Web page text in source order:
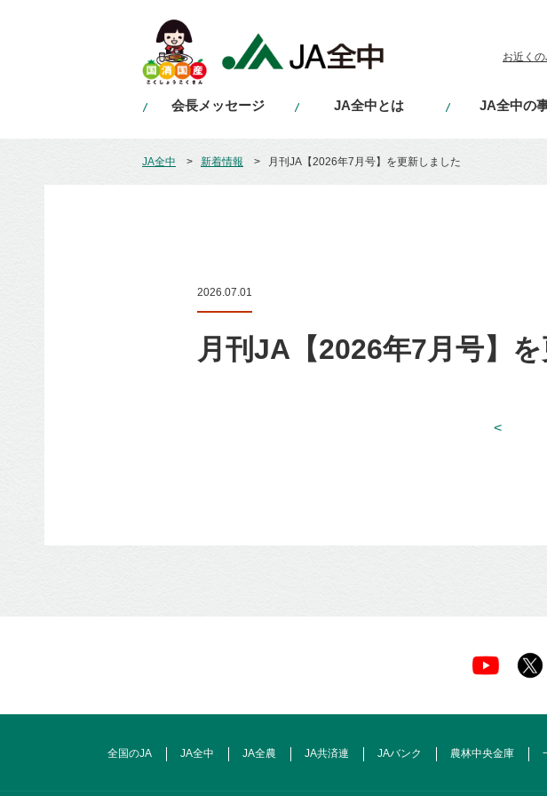
お近く
会長メッセージ JA全中とは JA全中の
JA全中 新着情報 月刊JA【2026年7月号】を更新しました
2026.07.01
月刊JA【2026年7月号】
<
全国のJA JA全中 JA全農 JA共済連 JAバンク 農林中央金庫